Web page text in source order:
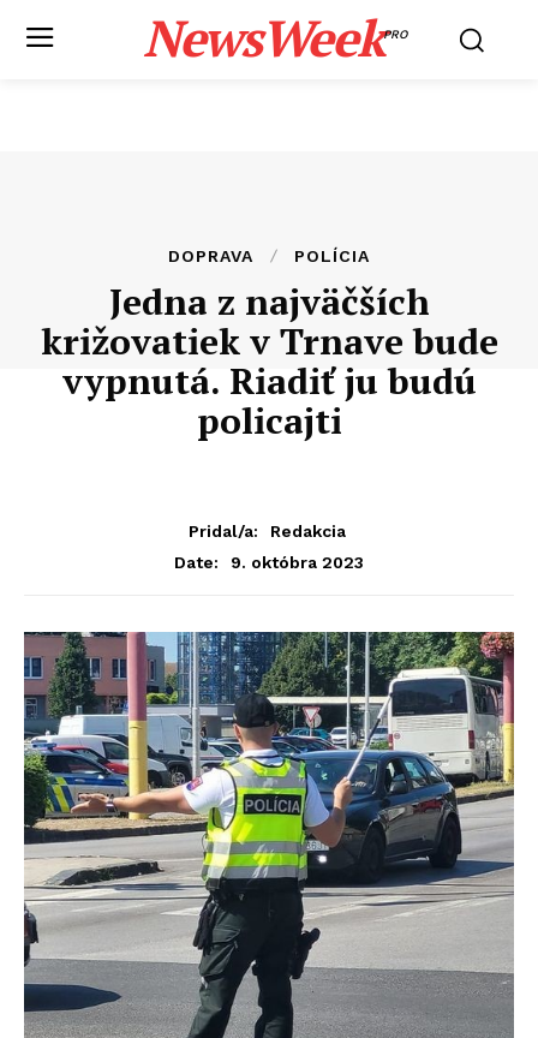
NewsWeekPRO
DOPRAVA POLÍCIA
Jedna z najväčších
križovatiek v Trnave bude
vypnutá. Riadiť ju budú
policajti
Pridal/a:
Redakcia
Date:
9. októbra 2023